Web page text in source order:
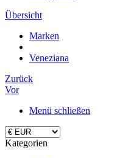
Übersicht
Marken
Veneziana
Zurück
Vor
Menü schließen
Kategorien